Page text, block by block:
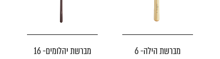
מברשת הילה- 6 מברשת יהלומים- 16